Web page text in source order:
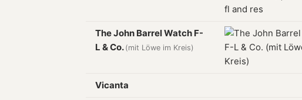
The John Barrel Watch F-
L & Co. (mit Löwe im Kreis)
Vicanta